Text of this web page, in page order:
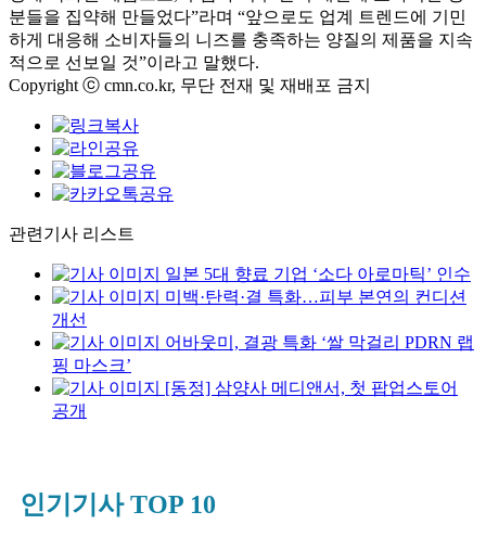
분들을 집약해 만들었다”라며 “앞으로도 업계 트렌드에 기민
하게 대응해 소비자들의 니즈를 충족하는 양질의 제품을 지속
적으로 선보일 것”이라고 말했다.
Copyright ⓒ cmn.co.kr, 무단 전재 및 재배포 금지
관련기사 리스트
일본 5대 향료 기업 ‘소다 아로마틱’ 인수
미백·탄력·결 특화…피부 본연의 컨디션
개선
어바웃미, 결광 특화 ‘쌀 막걸리 PDRN 랩
핑 마스크’
[동정] 삼양사 메디앤서, 첫 팝업스토어
공개
인기기사 TOP 10